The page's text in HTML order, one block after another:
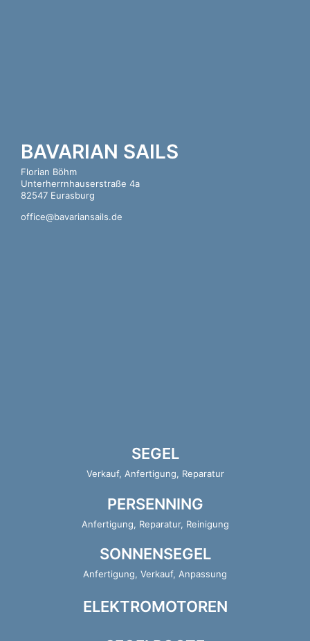
BAVARIAN SAILS
Florian Böhm
Unterherrnhauserstraße 4a
82547 Eurasburg
office@bavariansails.de
SEGEL
Verkauf, Anfertigung, Reparatur
PERSENNING
Anfertigung, Reparatur, Reinigung
SONNENSEGEL
Anfertigung, Verkauf, Anpassung
ELEKTROMOTOREN